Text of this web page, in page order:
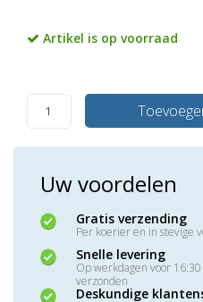
Artikel is op voorraad
Uw voordelen
Gratis verzending
Per koerier en in stevige
Snelle levering
Op werkdagen voor
verzonden
Deskundige